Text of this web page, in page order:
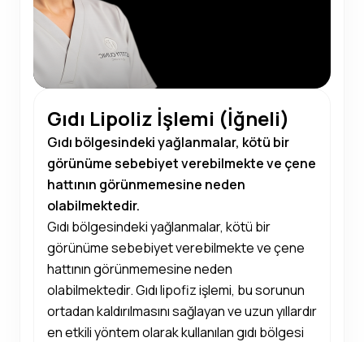
Gıdı Lipoliz İşlemi (İğneli)
Gıdı bölgesindeki yağlanmalar, kötü bir
görünüme sebebiyet verebilmekte ve çene
hattının görünmemesine neden
olabilmektedir.
Gıdı bölgesindeki yağlanmalar, kötü bir
görünüme sebebiyet verebilmekte ve çene
hattının görünmemesine neden
olabilmektedir. Gıdı lipofiz işlemi, bu sorunun
ortadan kaldırılmasını sağlayan ve uzun yıllardır
en etkili yöntem olarak kullanılan gıdı bölgesi